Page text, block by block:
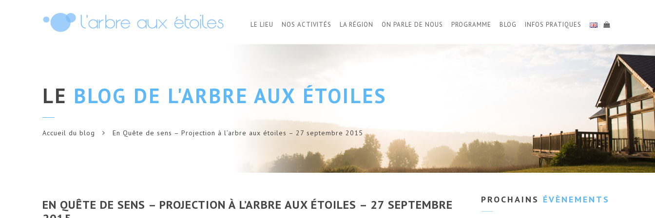
LE LIEU NOS ACTIVITÉS LA RÉGION ON PARLE DE NOUS PROGRAMME BLOG INFOS PRATIQUES
LE BLOG DE L'ARBRE AUX ÉTOILES
Accueil du blog En Quête de sens – Projection à l’arbre aux étoiles – 27 septembre 2015
EN QUÊTE DE SENS – PROJECTION À L’ARBRE AUX ÉTOILES – 27 SEPTEMBRE
PROCHAINS ÉVÈNEMENTS